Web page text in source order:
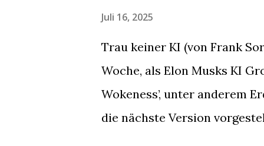
man immer aufpassen!”
Juli 16, 2025
Trau keiner KI (von Frank
Woche, als Elon Musks KI
Wokeness’, unter anderem
die nächste Version